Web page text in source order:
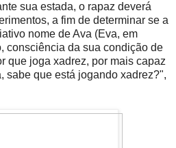
sua estada, o rapaz deverá
a fim de determinar se a
nome de Ava (Eva, em
consciência da sua condição de
que joga xadrez, por mais capaz
sabe que está jogando xadrez?",